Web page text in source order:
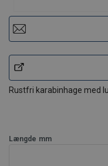
Rustfri karabinhage med
Længde mm